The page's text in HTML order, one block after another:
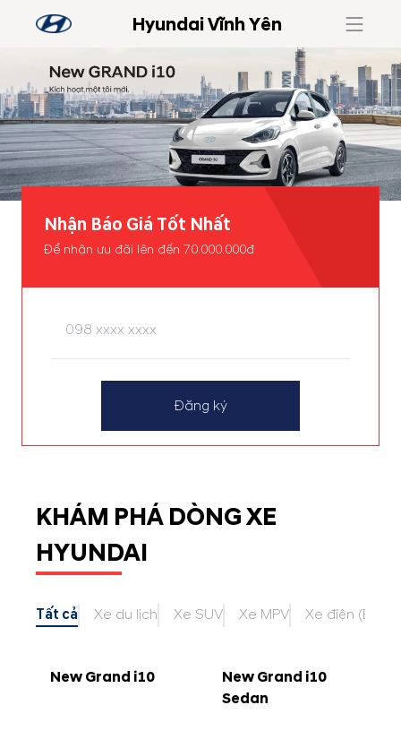
Hyundai Vĩnh Yên
Nhận Báo Giá Tốt Nhất
Để nhận ưu đãi lên đến 70.000.000đ
Đăng ký
KHÁM PHÁ DÒNG XE
HYUNDAI
Tất cả Xe du lịch Xe SUV Xe MPV Xe điện (EV)
New Grand i10
New Grand i10
Sedan